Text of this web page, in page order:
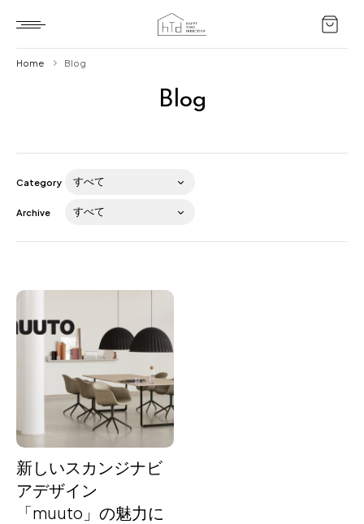
About us
for Business
Recruit
Contact
Blog
Home Blog
Category
Archive
新しいスカンジナビ
アデザイン
「muuto」の魅力に